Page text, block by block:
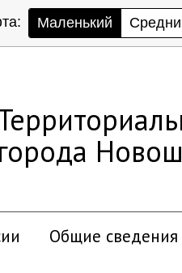
Маленький
города
Общие сведения